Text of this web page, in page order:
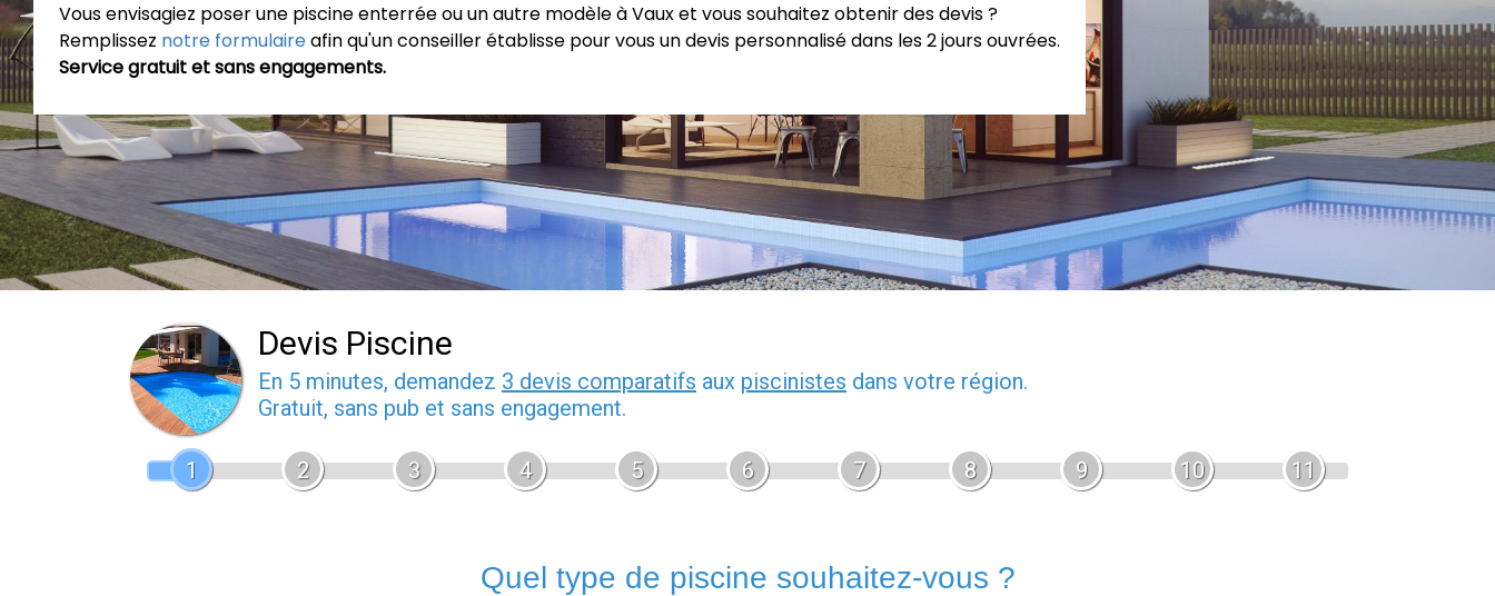
Vous envisagiez poser une piscine enterrée ou un autre modèle à Vaux et vous souhaitez obtenir des devis ?
Remplissez notre formulaireafin qu'un conseiller établisse pour vous un devis personnalisé dans les 2 jours ouvrées.
Service gratuit et sans engagements.
Devis Piscine
En 5 minutes, demandez 3 devis comparatifs aux piscinistes dans votre région.
Gratuit, sans pub et sans engagement.
1 2 3 4 5 6 7 8 9 10 11
Quel type de piscine souhaitez-vous ?